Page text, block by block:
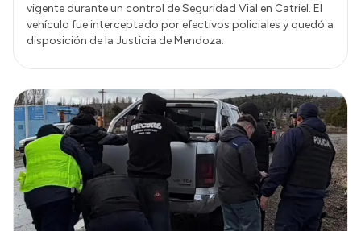
vigente durante un control de Seguridad Vial en Catriel. El
vehículo fue interceptado por efectivos policiales y quedó a
disposición de la Justicia de Mendoza.